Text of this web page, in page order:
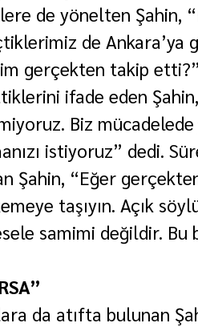
de yönelten Şahin,
de Ankara’ya
gerçekten takip
ifade eden
Biz mücadelede
istiyoruz” dedi.
Şahin, “Eğer
taşıyın. Açık
samimi değildir. Bu
da atıfta bulunan